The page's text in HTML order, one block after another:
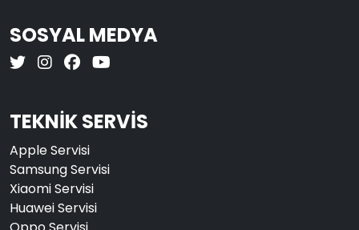
SOSYAL MEDYA
TEKNİK SERVİS
Apple Servisi
Samsung Servisi
Xiaomi Servisi
Huawei Servisi